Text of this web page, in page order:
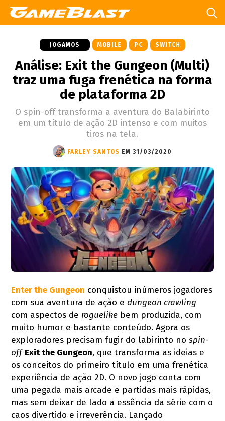
JOGAMOS MOBILE PC SWITCH
Análise: Exit the Gungeon (Multi)
traz uma fuga frenética na forma
de plataforma 2D
O spin-off transforma a aventura do Balabirinto
em um título de ação 2D intenso e com muitos
tiros na tela.
FARLEY SANTOS EM 31/03/2020
Enter the Gungeon conquistou inúmeros jogadores
com sua aventura de ação edungeon crawling
com aspectos de roguelike bem produzida, com
muito humor e bastante conteúdo. Agora os
exploradores precisam fugir do labirinto nospin-
off Exit the Gungeon, que transforma as ideias e
os conceitos do primeiro título em uma frenética
experiência de ação 2D. O novo jogo conta com
uma pegada mais arcade e partidas mais rápidas,
mas sem deixar de lado a essência da série com o
caos divertido e irreverência. Lançado